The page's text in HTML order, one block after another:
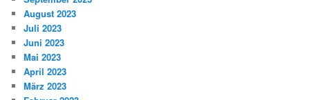
August 2023
Juli 2023
Juni 2023
Mai 2023
April 2023
März 2023